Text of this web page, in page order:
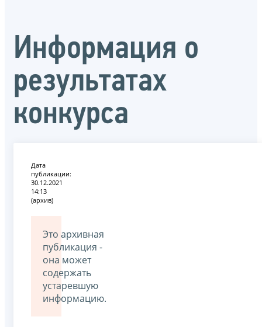
Информация о
результатах
конкурса
Дата
публикации:
30.12.2021
14:13
(архив)
Это архивная
публикация -
она может
содержать
устаревшую
информацию.